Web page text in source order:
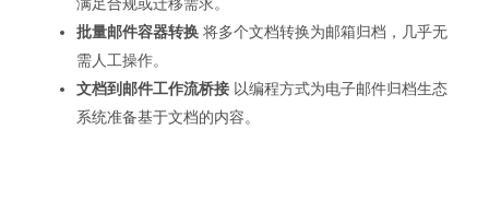
批量邮件容器转换 将多个文档转换为邮箱归档，几乎无
需人工操作。
文档到邮件工作流桥接 以编程方式为电子邮件归档生态
系统准备基于文档的内容。